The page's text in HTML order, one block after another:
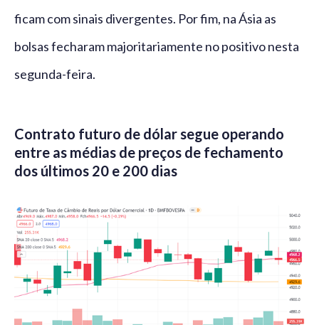
ficam com sinais divergentes. Por fim, na Ásia as
bolsas fecharam majoritariamente no positivo nesta
segunda-feira.
Contrato futuro de dólar segue operando
entre as médias de preços de fechamento
dos últimos 20 e 200 dias